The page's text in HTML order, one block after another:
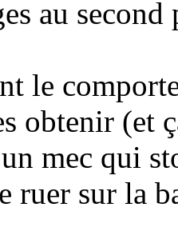
au second
le
obtenir (et
mec qui
ruer sur la